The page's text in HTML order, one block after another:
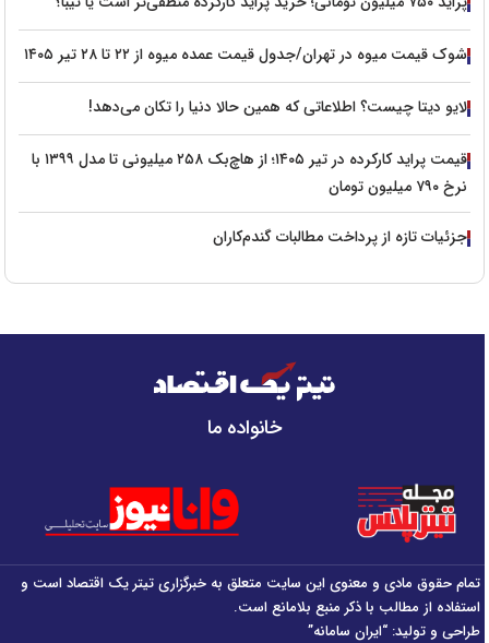
شوک قیمت میوه در تهران/جدول قیمت عمده میوه از ۲۲ تا ۲۸ تیر ۱۴۰۵
لایو دیتا چیست؟ اطلاعاتی که همین حالا دنیا را تکان می‌دهد!
قیمت پراید کارکرده در تیر ۱۴۰۵؛ از هاچ‌بک ۲۵۸ میلیونی تا مدل ۱۳۹۹ با
نرخ ۷۹۰ میلیون تومان
جزئیات تازه از پرداخت مطالبات گندم‌کاران
خانواده ما
تمام حقوق مادی و معنوی این سایت متعلق به خبرگزاری تیتر یک اقتصاد است و
استفاده از مطالب با ذکر منبع بلامانع است.
طراحی و تولید: “ایران سامانه”